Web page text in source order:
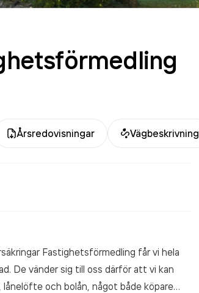
Årsredovisningar Vägbeskrivning
Fastighetsförmedling får vi hela
De vänder sig till oss därför att vi kan
och bolån, något både köpare